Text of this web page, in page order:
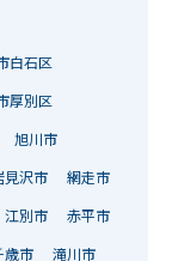
白石区
厚別区
旭川市
見沢市 網走市
江別市 赤平市
歳市 滝川市